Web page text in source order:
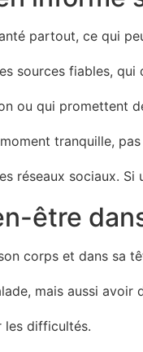
partout, ce qui
sources fiables,
ou qui promettent
tranquille, pas
réseaux sociaux. Si
être
corps et dans sa
mais aussi avoir
les difficultés.